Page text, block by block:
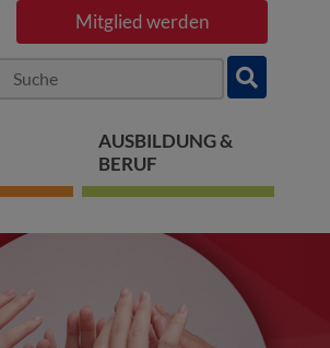
Mitglied werden
AUSBILDUNG &
BERUF